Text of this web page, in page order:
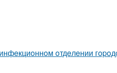
oтдeлeнии